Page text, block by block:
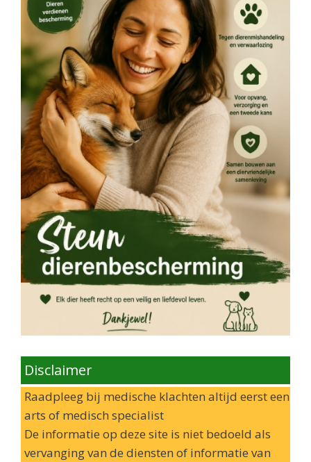
Disclaimer
Raadpleeg bij medische klachten altijd eerst een
arts of medisch specialist
De informatie op deze site is niet bedoeld als
vervanging van de diensten of informatie van